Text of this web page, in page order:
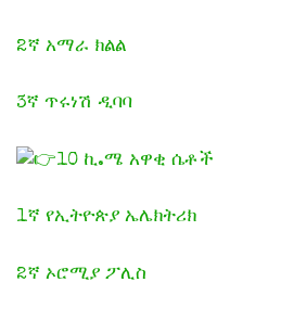
2ኛ አማራ ክልል
3ኛ ጥሩነሽ ዲባባ
10 ኪ.ሜ አዋቂ ሴቶች
1ኛ የኢትዮጵያ ኤሌክትሪክ
2ኛ ኦሮሚያ ፖሊስ